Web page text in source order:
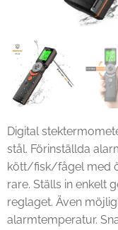
Digital
stål. Förinställda
kött/fisk/fågel med
rare. Ställs in enkelt
reglaget. Även
alarmtemperatur.